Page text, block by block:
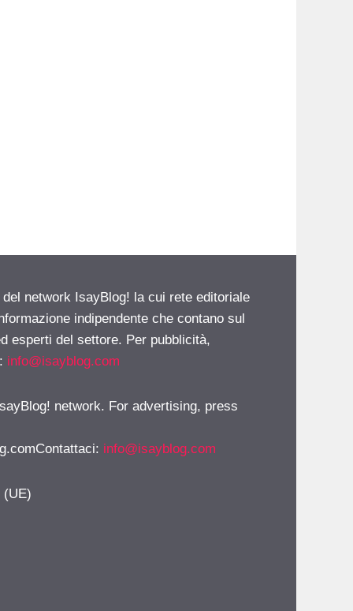
del network IsayBlog! la cui rete editoriale
indipendente che contano sul
esperti del settore. Per pubblicità,
info@isayblog.com
network. For advertising, press
: info@isayblog.com
(UE)